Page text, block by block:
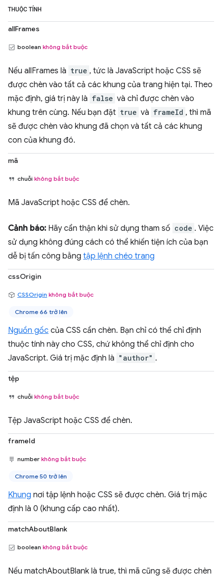
THUỘC TÍNH
allFrames
boolean không bắt buộc
Nếu allFrames là true , tức là JavaScript hoặc CSS sẽ
được chèn vào tất cả các khung của trang hiện tại. Theo
mặc định, giá trị này là false và chỉ được chèn vào
khung trên cùng. Nếu bạn đặt true và frameId , thì mã
sẽ được chèn vào khung đã chọn và tất cả các khung
con của khung đó.
mã
chuỗi không bắt buộc
Mã JavaScript hoặc CSS để chèn.
Cảnh báo: Hãy cẩn thận khi sử dụng tham số code . Việc
sử dụng không đúng cách có thể khiến tiện ích của bạn
dễ bị tấn công bằng tập lệnh chéo trang
cssOrigin
CSSOrigin không bắt buộc
Chrome 66 trở lên
Nguồn gốc của CSS cần chèn. Bạn chỉ có thể chỉ định
thuộc tính này cho CSS, chứ không thể chỉ định cho
JavaScript. Giá trị mặc định là "author" .
tệp
chuỗi không bắt buộc
Tệp JavaScript hoặc CSS để chèn.
frameId
number không bắt buộc
Chrome 50 trở lên
Khung nơi tập lệnh hoặc CSS sẽ được chèn. Giá trị mặc
định là 0 (khung cấp cao nhất).
matchAboutBlank
boolean không bắt buộc
Nếu matchAboutBlank là true, thì mã cũng sẽ được chèn